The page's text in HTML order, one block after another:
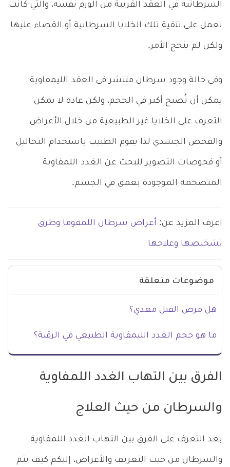
السرطانية في العقد القريبة من الورم نفسه، والتي كانت
تعمل على تنقية تلك الخلايا السرطانية أو القضاء عليها
ولكن لم ينجح الأمر.
وفي حالة وجود سرطان منتشر في العقد الليمفاوية
يمكن أن تُصبح أكبر في الحجم، ولكن عادة لا يمكن
التعرف على الخلايا غير الطبيعية من خلال الأعراض
والفحص الجسدي لذا يقوم الطبيب باستخدام التحاليل
أو فحوصات التصوير للبحث عن الغدد اللمفاوية
المتضخمة الموجودة بعمق في الجسم.
اعرف المزيد عن: أعراض سرطان اللمفوما وطرق
تشخيصها وعلاجها
موضوعات متعلقة
هل مرض الفيل معدي؟
ما هو حجم الغدد الليمفاوية الطبيعي في الرقبة؟
الفرق بين التهاب الغدد اللمفاوية
والسرطان من حيث العلاج
بعد التعرف على الفرق بين التهاب الغدد اللمفاوية
والسرطان من حيث التعريف والأعراض، إليكم كيف يتم